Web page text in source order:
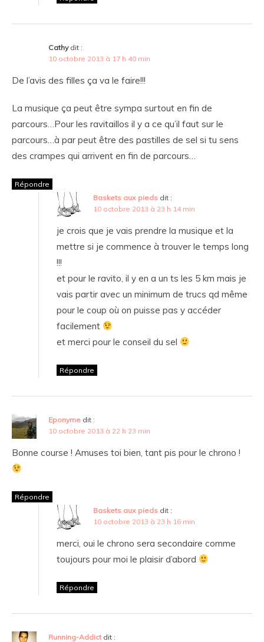
Cathy dit :
10 octobre 2013 à 17 h 40 min
De l’avis des filles ça va le faire!!!
La musique ça peut être sympa surtout en fin de
parcours…Pour les ravitaillos il y a ce qu’il faut sur le
parcours…à par peut être des pastilles de sel si tu sens
des crampes qui arrivent en fin de parcours…
Répondre
Baskets aux pieds dit :
10 octobre 2013 à 23 h 14 min
je crois que je vais prendre la musique et la
mettre si je commence à trouver le temps long
!!!
et pour le ravito, il y en a un ts les 5 km mais je
vais partir avec un minimum de trucs qd même
pour le coup où on puisse pas y accéder
facilement
et merci pour le conseil du sel
Répondre
Eponyme dit :
10 octobre 2013 à 22 h 23 min
Bonne course ! Amuses toi bien, tant pis pour le chrono !
Répondre
Baskets aux pieds dit :
10 octobre 2013 à 23 h 16 min
merci, oui le chrono sera secondaire comme
toujours pour moi le plaisir d’abord
Répondre
Running-Addict dit :